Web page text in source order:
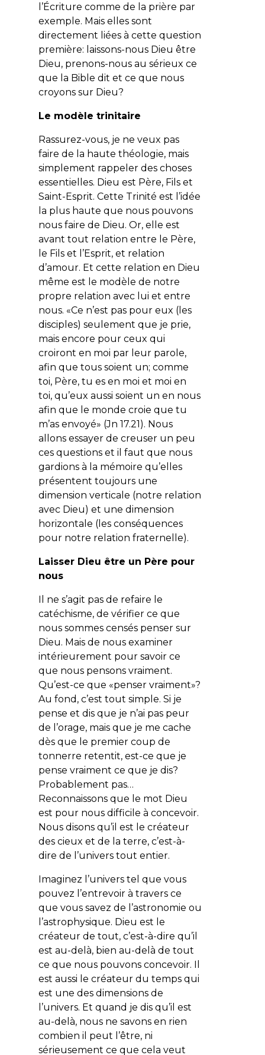
l’Écriture comme de la prière par
exemple. Mais elles sont
directement liées à cette question
première: laissons-nous Dieu être
Dieu, prenons-nous au sérieux ce
que la Bible dit et ce que nous
croyons sur Dieu?
Le modèle trinitaire
Rassurez-vous, je ne veux pas
faire de la haute théologie, mais
simplement rappeler des choses
essentielles. Dieu est Père, Fils et
Saint-Esprit. Cette Trinité est l’idée
la plus haute que nous pouvons
nous faire de Dieu. Or, elle est
avant tout relation entre le Père,
le Fils et l’Esprit, et relation
d’amour. Et cette relation en Dieu
même est le modèle de notre
propre relation avec lui et entre
nous. «Ce n’est pas pour eux (les
disciples) seulement que je prie,
mais encore pour ceux qui
croiront en moi par leur parole,
afin que tous soient un; comme
toi, Père, tu es en moi et moi en
toi, qu’eux aussi soient un en nous
afin que le monde croie que tu
m’as envoyé» (Jn 17.21). Nous
allons essayer de creuser un peu
ces questions et il faut que nous
gardions à la mémoire qu’elles
présentent toujours une
dimension verticale (notre relation
avec Dieu) et une dimension
horizontale (les conséquences
pour notre relation fraternelle).
Laisser Dieu être un Père pour
nous
Il ne s’agit pas de refaire le
catéchisme, de vérifier ce que
nous sommes censés penser sur
Dieu. Mais de nous examiner
intérieurement pour savoir ce
que nous pensons vraiment.
Qu’est-ce que «penser vraiment»?
Au fond, c’est tout simple. Si je
pense et dis que je n’ai pas peur
de l’orage, mais que je me cache
dès que le premier coup de
tonnerre retentit, est-ce que je
pense vraiment ce que je dis?
Probablement pas…
Reconnaissons que le mot Dieu
est pour nous difficile à concevoir.
Nous disons qu’il est le créateur
des cieux et de la terre, c’est-à-
dire de l’univers tout entier.
Imaginez l’univers tel que vous
pouvez l’entrevoir à travers ce
que vous savez de l’astronomie ou
l’astrophysique. Dieu est le
créateur de tout, c’est-à-dire qu’il
est au-delà, bien au-delà de tout
ce que nous pouvons concevoir. Il
est aussi le créateur du temps qui
est une des dimensions de
l’univers. Et quand je dis qu’il est
au-delà, nous ne savons en rien
combien il peut l’être, ni
sérieusement ce que cela veut